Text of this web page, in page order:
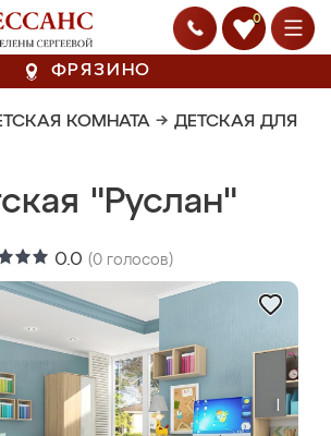
0
ФРЯЗИНО
КОМНАТА → ДЕТСКАЯ ДЛЯ
"Руслан"
0.0 (0 голосов)